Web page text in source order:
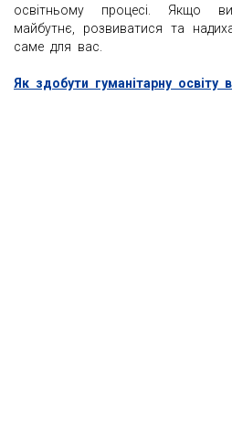
освітньому процесі. Якщо
майбутнє, розвиватися та
саме для вас.
Як здобути гуманітарну